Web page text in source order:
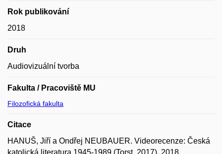
Rok publikování
2018
Druh
Audiovizuální tvorba
Fakulta / Pracoviště MU
Filozofická fakulta
Citace
HANUŠ, Jiří a Ondřej NEUBAUER. Videorecenze: Česká
katolická literatura 1945-1989 (Torst, 2017). 2018.